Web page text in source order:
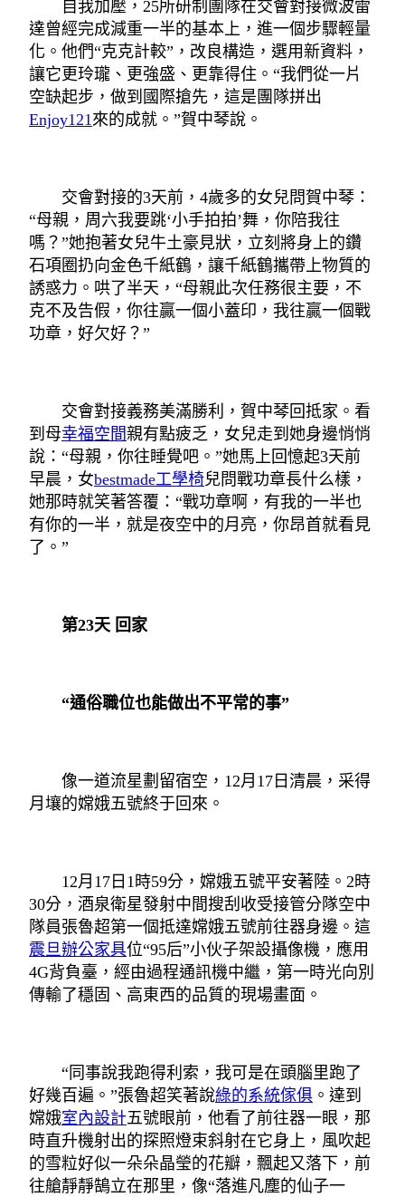
自我加壓，25所研制團隊在交會對接微波雷
達曾經完成減重一半的基本上，進一個步驟輕量
化。他們“克克計較”，改良構造，選用新資料，
讓它更玲瓏、更強盛、更靠得住。“我們從一片
空缺起步，做到國際搶先，這是團隊拼出
Enjoy121來的成就。”賀中琴說。
交會對接的3天前，4歲多的女兒問賀中琴：
“母親，周六我要跳‘小手拍拍’舞，你陪我往
嗎？”她抱著女兒牛土豪見狀，立刻將身上的鑽
石項圈扔向金色千紙鶴，讓千紙鶴攜帶上物質的
誘惑力。哄了半天，“母親此次任務很主要，不
克不及告假，你往贏一個小蓋印，我往贏一個戰
功章，好欠好？”
交會對接義務美滿勝利，賀中琴回抵家。看
到母幸福空間親有點疲乏，女兒走到她身邊悄悄
說：“母親，你往睡覺吧。”她馬上回憶起3天前
早晨，女bestmade工學椅兒問戰功章長什么樣，
她那時就笑著答覆：“戰功章啊，有我的一半也
有你的一半，就是夜空中的月亮，你昂首就看見
了。”
第23天 回家
“通俗職位也能做出不平常的事”
像一道流星劃留宿空，12月17日清晨，采得
月壤的嫦娥五號終于回來。
12月17日1時59分，嫦娥五號平安著陸。2時
30分，酒泉衛星發射中間搜刮收受接管分隊空中
隊員張魯超第一個抵達嫦娥五號前往器身邊。這
震旦辦公家具位“95后”小伙子架設攝像機，應用
4G背負臺，經由過程通訊機中繼，第一時光向別
傳輸了穩固、高東西的品質的現場畫面。
“同事說我跑得利索，我可是在頭腦里跑了
好幾百遍。”張魯超笑著說綠的系統傢俱 。達到
嫦娥室內設計五號眼前，他看了前往器一眼，那
時直升機射出的探照燈束斜射在它身上，風吹起
的雪粒好似一朵朵晶瑩的花瓣，飄起又落下，前
往艙靜靜鵠立在那里，像“落進凡塵的仙子一